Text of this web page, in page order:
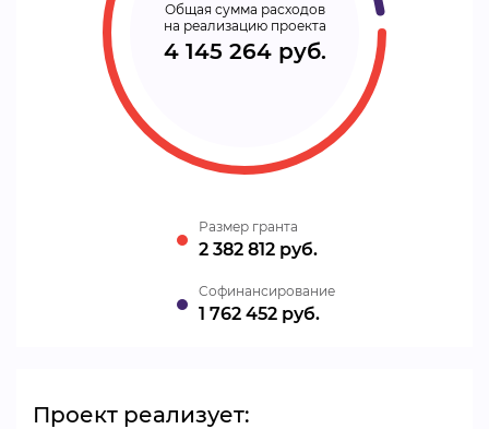
Общая сумма расходов
на реализацию проекта
4 145 264 руб.
Размер гранта
2 382 812 руб.
Cофинансирование
1 762 452 руб.
Проект реализует: